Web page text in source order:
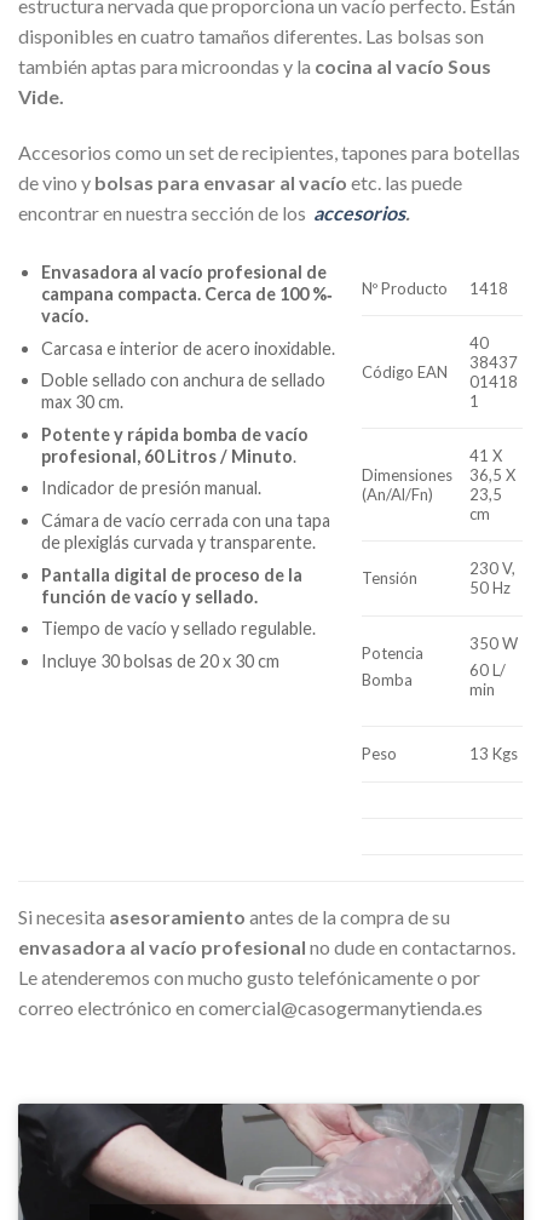
estructura nervada que proporciona un vacío perfecto. Están
disponibles en cuatro tamaños diferentes. Las bolsas son
también aptas para microondas y la cocina al vacío Sous
Vide.
Accesorios como un set de recipientes, tapones para botellas
de vino y bolsas para envasar al vacío etc. las puede
encontraren nuestra sección de los accesorios.
Envasadora al vacío profesional de
campana compacta. Cerca de 100 %‐
vacío.
Carcasa e interior de acero inoxidable.
Doble sellado con anchura de sellado
max 30 cm.
Potente y rápida bomba de vacío
profesional, 60 Litros / Minuto.
Indicador de presión manual.
Cámara de vacío cerrada con una tapa
de plexiglás curvada y transparente.
Pantalla digital de proceso de la
función de vacío y sellado.
Tiempo de vacío y sellado regulable.
Incluye 30 bolsas de 20 x 30 cm
Nº Producto 1418
Código EAN
40
38437
01418
1
Dimensiones
(An/Al/Fn)
41 X
36,5 X
23,5
cm
Tensión
230 V,
50 Hz
Potencia
Bomba
350 W
60 L/
min
Peso 13 Kgs
Si necesita asesoramiento antes de la compra de su
envasadora al vacío profesional no dude en contactarnos.
Le atenderemos con mucho gusto telefónicamente o por
correo electrónico en comercial@casogermanytienda.es